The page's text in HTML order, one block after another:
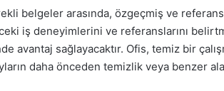
belgeler arasında, özgeçmiş ve
iş deneyimlerini ve referanslarını
avantaj sağlayacaktır. Ofis, temiz bir
daha önceden temizlik veya benzer